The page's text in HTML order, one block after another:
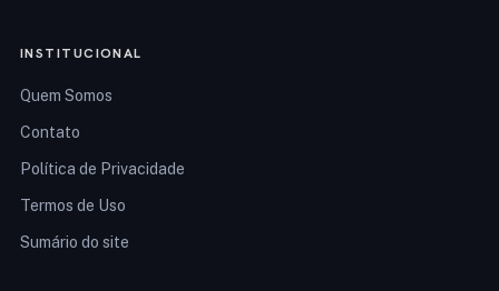
INSTITUCIONAL
Quem Somos
Contato
Política de Privacidade
Termos de Uso
Sumário do site